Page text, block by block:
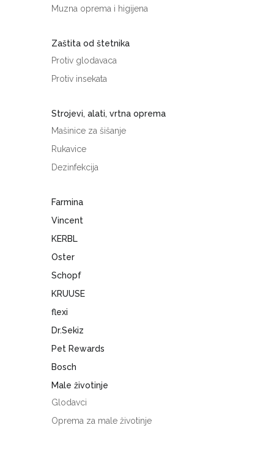
Muzna oprema i higijena
Zaštita od štetnika
Protiv glodavaca
Protiv insekata
Strojevi, alati, vrtna oprema
Mašinice za šišanje
Rukavice
Dezinfekcija
Farmina
Vincent
KERBL
Oster
Schopf
KRUUSE
flexi
Dr.Sekiz
Pet Rewards
Bosch
Male životinje
Glodavci
Oprema za male životinje